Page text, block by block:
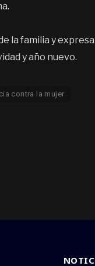
la familia y
y año nuevo.
contra la mujer